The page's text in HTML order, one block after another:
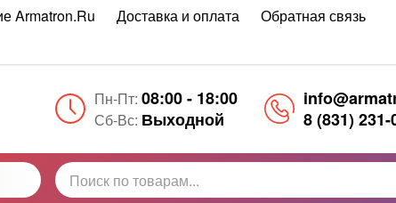
Armatron.Ru Доставка и оплата
Обратная связь
Пн-Пт: 08:00 - 18:00
Сб-Вс: Выходной
8 (831) 231-